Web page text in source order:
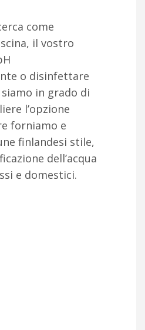
come
il vostro
o disinfettare
in grado di
l’opzione
forniamo e
finlandesi stile,
dell’acqua
e domestici.